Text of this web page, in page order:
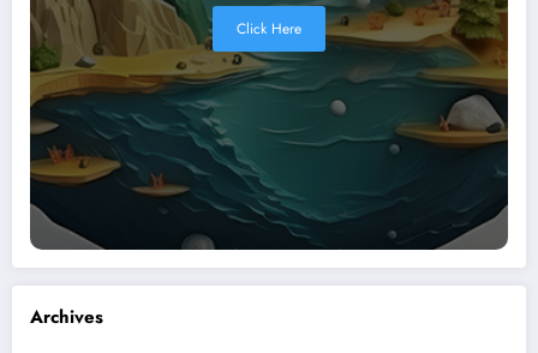
Click Here
Archives